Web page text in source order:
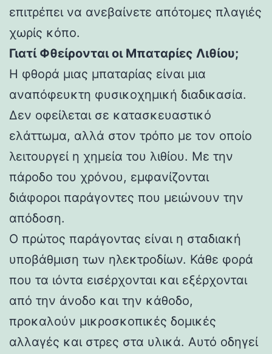
επιτρέπει να ανεβαίνετε απότομες πλαγιές
χωρίς κόπο.
Γιατί Φθείρονται οι Μπαταρίες Λιθίου;
Η φθορά μιας μπαταρίας είναι μια
αναπόφευκτη φυσικοχημική διαδικασία.
Δεν οφείλεται σε κατασκευαστικό
ελάττωμα, αλλά στον τρόπο με τον οποίο
λειτουργεί η χημεία του λιθίου. Με την
πάροδο του χρόνου, εμφανίζονται
διάφοροι παράγοντες που μειώνουν την
απόδοση.
Ο πρώτος παράγοντας είναι η σταδιακή
υποβάθμιση των ηλεκτροδίων. Κάθε φορά
που τα ιόντα εισέρχονται και εξέρχονται
από την άνοδο και την κάθοδο,
προκαλούν μικροσκοπικές δομικές
αλλαγές και στρες στα υλικά. Αυτό οδηγεί